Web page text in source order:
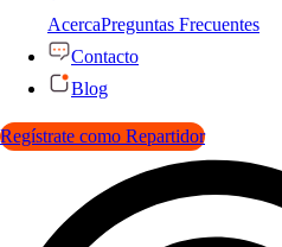
AcercaPreguntas Frecuentes
Contacto
Blog
Regístrate como Repartidor